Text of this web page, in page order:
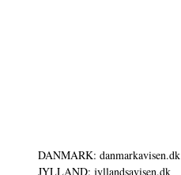
DANMARK: danmarkavisen.dk
JYLLAND: jyllandsavisen.dk